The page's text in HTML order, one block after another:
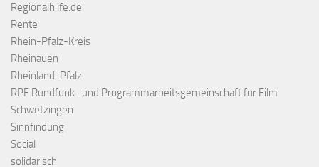
Regionalhilfe.de
Rente
Rhein-Pfalz-Kreis
Rheinauen
Rheinland-Pfalz
RPF Rundfunk- und Programmarbeitsgemeinschaft für Film
Schwetzingen
Sinnfindung
Social
solidarisch